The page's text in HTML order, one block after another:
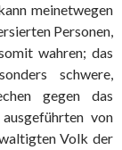
meinetwegen
Personen,
wahren; das
schwere,
gegen das
von
Volk der